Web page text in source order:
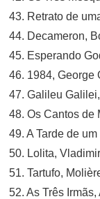
43. Retrato de
44. Decameron,
45. Esperando
46. 1984, George
47. Galileu
48. Os Cantos de
49. A Tarde de
50. Lolita,
51. Tartufo,
52. As Três